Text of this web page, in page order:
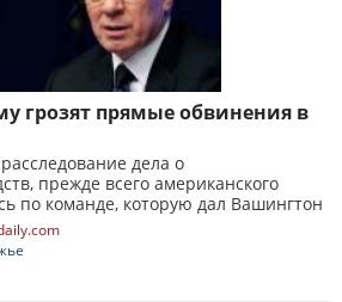
грозят прямые обвинения в
дела о
прежде всего американского
по команде, которую дал Вашингтон